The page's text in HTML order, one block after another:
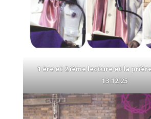
1 ère et 2 ième lecture et la
13.12.25